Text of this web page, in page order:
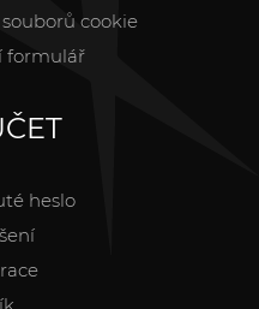
cookie
formulář
heslo